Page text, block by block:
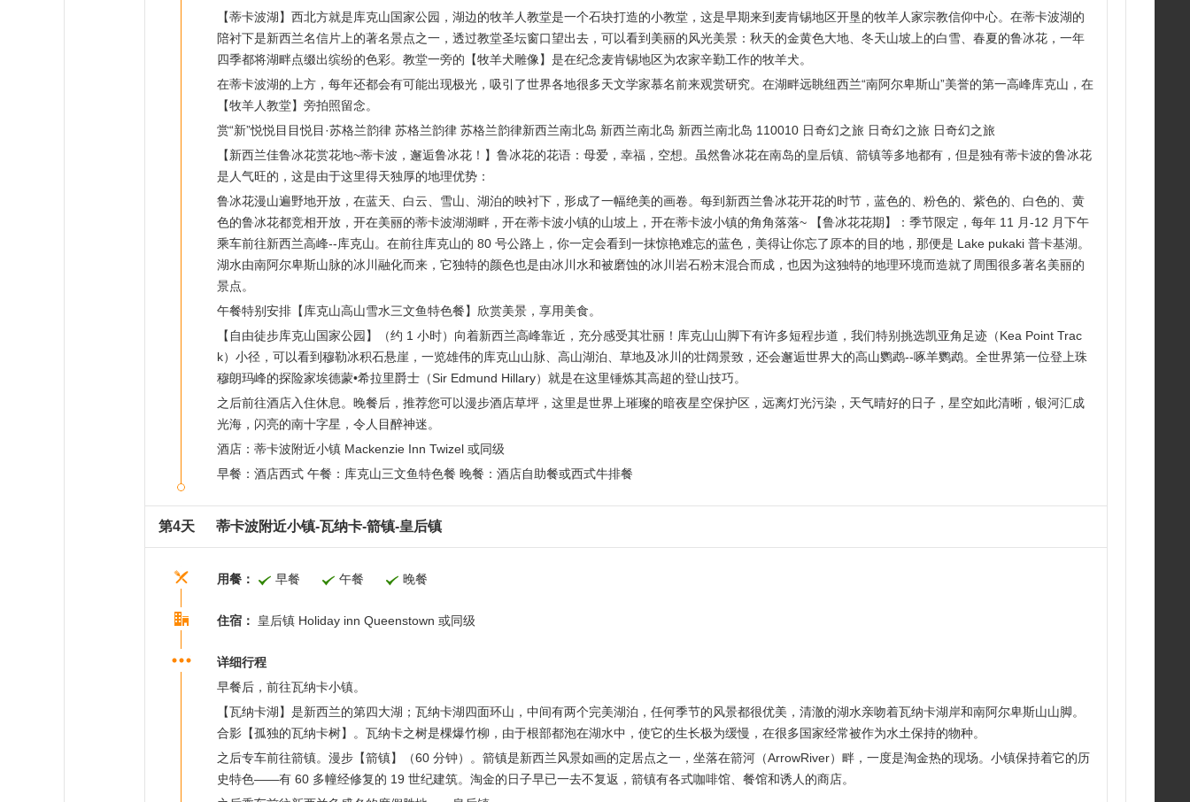
【蒂卡波湖】西北方就是库克山国家公园，湖边的牧羊人教堂是一个石块打造的小教堂，这是早期来到麦肯锡地区开垦的牧羊人家宗教信仰中心。在蒂卡波湖的
陪衬下是新西兰名信片上的著名景点之一，透过教堂圣坛窗口望出去，可以看到美丽的风光美景：秋天的金黄色大地、冬天山坡上的白雪、春夏的鲁冰花，一年
四季都将湖畔点缀出缤纷的色彩。教堂一旁的【牧羊犬雕像】是在纪念麦肯锡地区为农家辛勤工作的牧羊犬。
在蒂卡波湖的上方，每年还都会有可能出现极光，吸引了世界各地很多天文学家慕名前来观赏研究。在湖畔远眺纽西兰“南阿尔卑斯山”美誉的第一高峰库克山，在
【牧羊人教堂】旁拍照留念。
赏“新”悦悦目目悦目·苏格兰韵律 苏格兰韵律 苏格兰韵律新西兰南北岛 新西兰南北岛 新西兰南北岛 110010 日奇幻之旅 日奇幻之旅 日奇幻之旅
【新西兰佳鲁冰花赏花地~蒂卡波，邂逅鲁冰花！】鲁冰花的花语：母爱，幸福，空想。虽然鲁冰花在南岛的皇后镇、箭镇等多地都有，但是独有蒂卡波的鲁冰花
是人气旺的，这是由于这里得天独厚的地理优势：
鲁冰花漫山遍野地开放，在蓝天、白云、雪山、湖泊的映衬下，形成了一幅绝美的画卷。每到新西兰鲁冰花开花的时节，蓝色的、粉色的、紫色的、白色的、黄
色的鲁冰花都竞相开放，开在美丽的蒂卡波湖湖畔，开在蒂卡波小镇的山坡上，开在蒂卡波小镇的角角落落~ 【鲁冰花花期】：季节限定，每年 11 月-12 月下午
乘车前往新西兰高峰--库克山。在前往库克山的 80 号公路上，你一定会看到一抹惊艳难忘的蓝色，美得让你忘了原本的目的地，那便是 Lake pukaki 普卡基湖。
湖水由南阿尔卑斯山脉的冰川融化而来，它独特的颜色也是由冰川水和被磨蚀的冰川岩石粉末混合而成，也因为这独特的地理环境而造就了周围很多著名美丽的
景点。
午餐特别安排【库克山高山雪水三文鱼特色餐】欣赏美景，享用美食。
【自由徒步库克山国家公园】（约 1 小时）向着新西兰高峰靠近，充分感受其壮丽！库克山山脚下有许多短程步道，我们特别挑选凯亚角足迹（Kea Point Trac
k）小径，可以看到穆勒冰积石悬崖，一览雄伟的库克山山脉、高山湖泊、草地及冰川的壮阔景致，还会邂逅世界大的高山鹦鹉--啄羊鹦鹉。全世界第一位登上珠
穆朗玛峰的探险家埃德蒙•希拉里爵士（Sir Edmund Hillary）就是在这里锤炼其高超的登山技巧。
之后前往酒店入住休息。晚餐后，推荐您可以漫步酒店草坪，这里是世界上璀璨的暗夜星空保护区，远离灯光污染，天气晴好的日子，星空如此清晰，银河汇成
光海，闪亮的南十字星，令人目醉神迷。
酒店：蒂卡波附近小镇 Mackenzie Inn Twizel 或同级
早餐：酒店西式 午餐：库克山三文鱼特色餐 晚餐：酒店自助餐或西式牛排餐
第4天 蒂卡波附近小镇-瓦纳卡-箭镇-皇后镇
用餐： 早餐 午餐 晚餐
住宿： 皇后镇 Holiday inn Queenstown 或同级
详细行程
早餐后，前往瓦纳卡小镇。
【瓦纳卡湖】是新西兰的第四大湖；瓦纳卡湖四面环山，中间有两个完美湖泊，任何季节的风景都很优美，清澈的湖水亲吻着瓦纳卡湖岸和南阿尔卑斯山山脚。
合影【孤独的瓦纳卡树】。瓦纳卡之树是棵爆竹柳，由于根部都泡在湖水中，使它的生长极为缓慢，在很多国家经常被作为水土保持的物种。
之后专车前往箭镇。漫步【箭镇】（60 分钟）。箭镇是新西兰风景如画的定居点之一，坐落在箭河（ArrowRiver）畔，一度是淘金热的现场。小镇保持着它的历
史特色——有 60 多幢经修复的 19 世纪建筑。淘金的日子早已一去不复返，箭镇有各式咖啡馆、餐馆和诱人的商店。